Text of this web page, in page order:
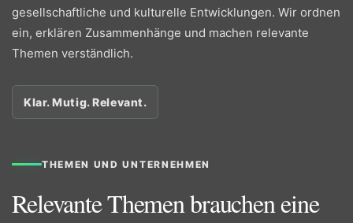
gesellschaftliche und kulturelle Entwicklungen. Wir ordnen
ein, erklären Zusammenhänge und machen relevante
Themen verständlich.
Klar. Mutig. Relevant.
THEMEN UND UNTERNEHMEN
Relevante Themen brauchen eine